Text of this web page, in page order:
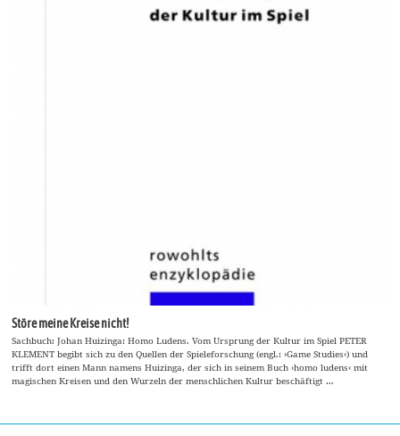
Störe meine Kreise nicht!
Sachbuch: Johan Huizinga: Homo Ludens. Vom Ursprung der Kultur im Spiel PETER
KLEMENT begibt sich zu den Quellen der Spieleforschung (engl.: ›Game Studies‹) und
trifft dort einen Mann namens Huizinga, der sich in seinem Buch ›homo ludens‹ mit
magischen Kreisen und den Wurzeln der menschlichen Kultur beschäftigt …